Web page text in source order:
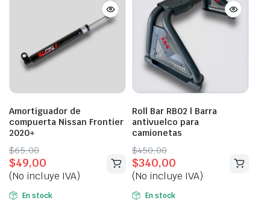
Amortiguador de
compuerta Nissan Frontier
2020+
$65,00
Original
price
was:
$65,00.
$49,00
Current
price
is:
$49,00.
(No incluye IVA)
En stock
Roll Bar RB02 | Barra
antivuelco para
camionetas
$450,00
Original
price
was:
$450,00.
$340,00
Current
price
is:
$340,00.
(No incluye IVA)
En stock